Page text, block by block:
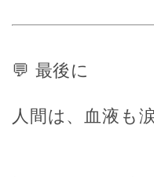
💬 最後に
人間は、血液も